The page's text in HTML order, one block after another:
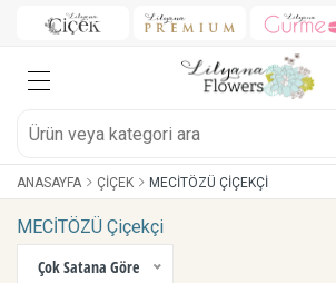
ANASAYFA ÇIÇEK MECİTÖZÜ ÇIÇEKÇI
MECİTÖZÜ Çiçekçi
Çok Satana Göre